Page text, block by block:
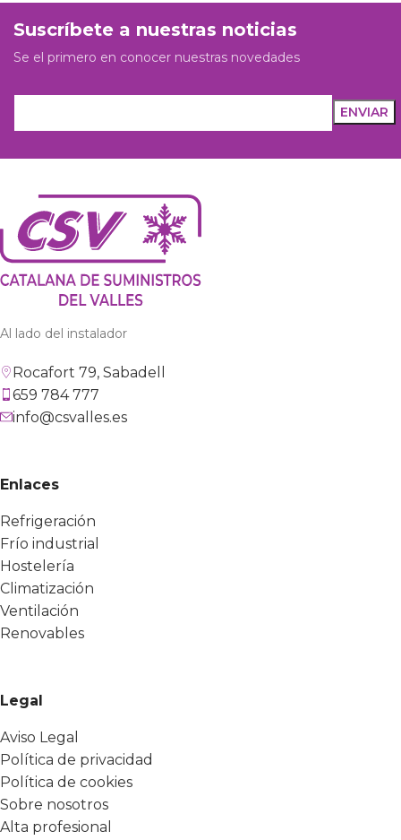
Suscríbete a nuestras noticias
Se el primero en conocer nuestras novedades
Al lado del instalador
Rocafort 79, Sabadell
659 784 777
info@csvalles.es
Enlaces
Refrigeración
Frío industrial
Hostelería
Climatización
Ventilación
Renovables
Legal
Aviso Legal
Política de privacidad
Política de cookies
Sobre nosotros
Alta profesional